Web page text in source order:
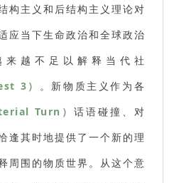
构主义和后结构主义理论对
应当下生命政治和全球政治
越不足以解释当代社
3） 。新物质主义作为各
Turn） 话语碰撞、对
逢其时地提供了一个新的理
周围的物质世界。从这个意